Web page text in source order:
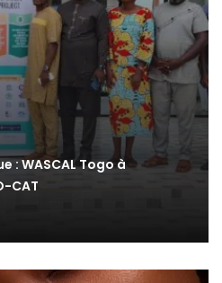
WASCAL Togo à
CAT